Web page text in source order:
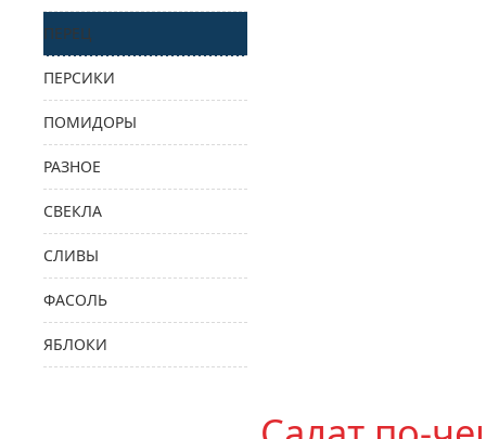
ПЕРЕЦ
ПЕРСИКИ
ПОМИДОРЫ
РАЗНОЕ
СВЕКЛА
СЛИВЫ
ФАСОЛЬ
ЯБЛОКИ